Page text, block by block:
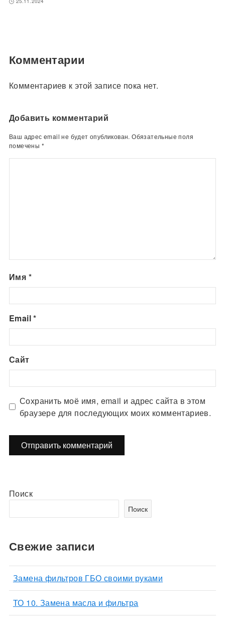
Комментарии
Комментариев к этой записе пока нет.
Добавить комментарий
Ваш адрес email не будет опубликован. Обязательные поля
помечены *
Имя *
Email*
Сайт
Сохранить моё имя, email и адрес сайта в этом
браузере для последующих моих комментариев.
Поиск
Поиск
Свежие записи
Замена фильтров ГБО своими руками
ТО 10. Замена масла и фильтра